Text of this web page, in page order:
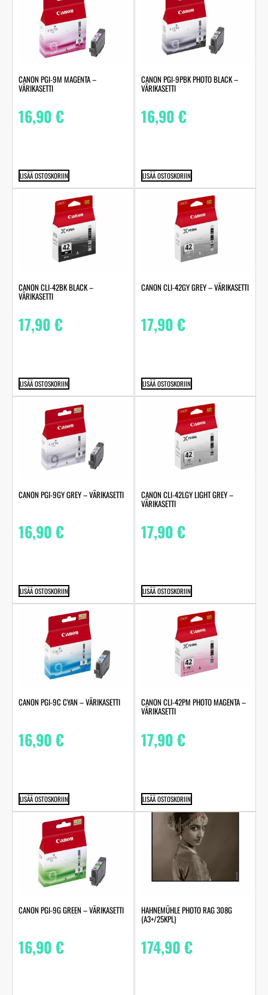
CANON PGI-9M MAGENTA –
VÄRIKASETTI
16,90€
LISÄÄ OSTOSKORIIN
CANON PGI-9PBK PHOTO BLACK –
VÄRIKASETTI
16,90€
LISÄÄ OSTOSKORIIN
CANON CLI-42BK BLACK –
VÄRIKASETTI
17,90€
LISÄÄ OSTOSKORIIN
CANON CLI-42GY GREY – VÄRIKASETTI
17,90€
LISÄÄ OSTOSKORIIN
CANON PGI-9GY GREY – VÄRIKASETTI
16,90€
LISÄÄ OSTOSKORIIN
CANON CLI-42LGY LIGHT GREY –
VÄRIKASETTI
17,90€
LISÄÄ OSTOSKORIIN
CANON PGI-9C CYAN – VÄRIKASETTI
16,90€
LISÄÄ OSTOSKORIIN
CANON CLI-42PM PHOTO MAGENTA –
VÄRIKASETTI
17,90€
LISÄÄ OSTOSKORIIN
CANON PGI-9G GREEN – VÄRIKASETTI
16,90€
HAHNEMÜHLE PHOTO RAG 308G
(A3+/25KPL)
174,90€